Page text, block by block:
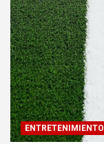
ENTRETENIMIENTO